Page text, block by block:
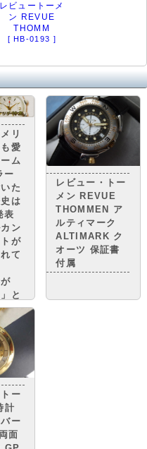
レビュートーメ
ン REVUE
THOMM
[ HB-0193 ]
リ
愛
ム
た
は
表
ン
が
て
と
き
る
ク
し
レビュー・トー
メン REVUE
THOMMEN ア
ルティマーク
ALTIMARK ク
オーツ 保証書
付属
ー
計
ー
面